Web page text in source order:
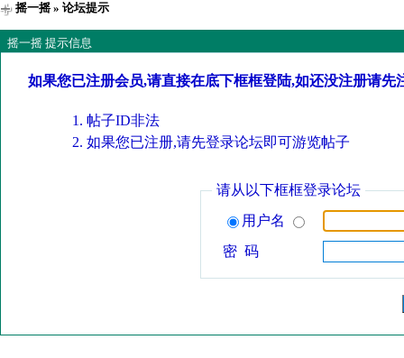
摇一摇» 论坛提示
摇一摇 提示信息
如果您已注册会员,请直接在底下框框登陆,如还没注册请先
帖子ID非法
如果您已注册,请先登录论坛即可游览帖子
请从以下框框登录论坛
用户名
密 码